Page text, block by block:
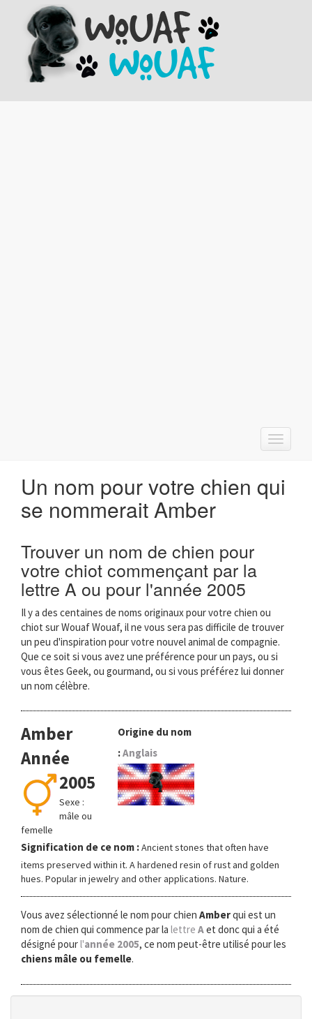
T
o
g
l
n
Un nom pour votre chien qui
se nommerait Amber
Trouver un nom de chien pour
votre chiot commençant par la
lettre A ou pour l'année 2005
Il y a des centaines de noms originaux pour votre chien ou
chiot sur Wouaf Wouaf, il ne vous sera pas difficile de trouver
un peu d'inspiration pour votre nouvel animal de compagnie.
Que ce soit si vous avez une préférence pour un pays, ou si
vous êtes Geek, ou gourmand, ou si vous préférez lui donner
un nom célèbre.
Amber
Année
2005
Sexe :
mâle ou
femelle
Origine du nom
:Anglais
Signification de ce nom :Ancient stones that often have
items preserved within it. A hardened resin of rust and golden
hues. Popular in jewelry and other applications. Nature.
Vous avez sélectionné le nom pour chien Amberqui est un
nom de chien qui commence par la lettre Aet donc qui a été
désigné pourl'année 2005, ce nom peut-être utilisé pour les
chiens mâle ou femelle.